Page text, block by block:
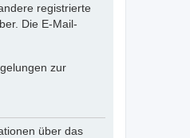
registrierte
Die E-Mail-
zur
über das